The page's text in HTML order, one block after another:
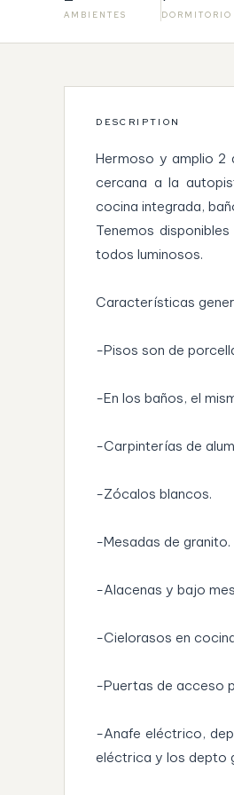
AMBIENTES DORMITORIO
DESCRIPTION
Hermoso y amplio 2
cercana a la
cocina integrada,
Tenemos
todos luminosos.
Características
-Pisos son de
-En los baños, el
-Carpinterías de
-Zócalos blancos.
-Mesadas de granito.
-Alacenas y bajo
-Cielorasos en
-Puertas de acceso
-Anafe eléctrico,
eléctrica y los depto